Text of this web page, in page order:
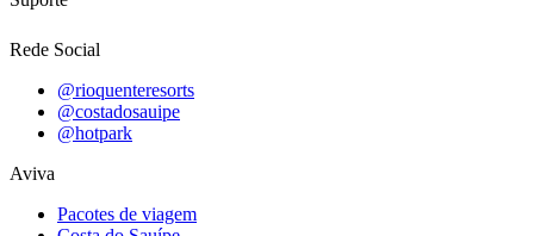
Rede Social
@rioquenteresorts
@costadosauipe
@hotpark
Aviva
Pacotes de viagem